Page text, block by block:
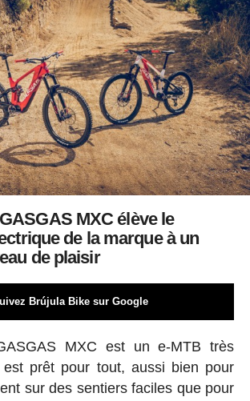
MXC élève le
de la marque à un
de plaisir
Brújula Bike sur Google
MXC est un e-MTB très
est prêt pour tout, aussi bien pour
sur des sentiers faciles que pour